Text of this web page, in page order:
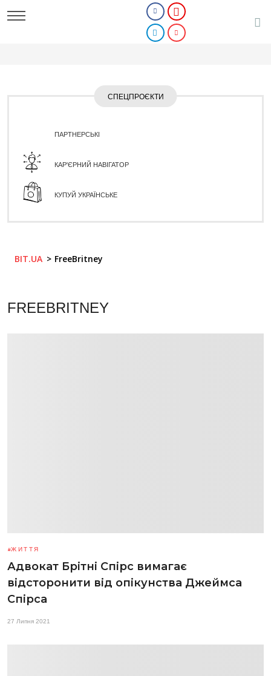
СПЕЦПРОЄКТИ
ПАРТНЕРСЬКІ
КАР'ЄРНИЙ НАВІГАТОР
КУПУЙ УКРАЇНСЬКЕ
BIT.UA FreeBritney
FREEBRITNEY
ЖИТТЯ
Адвокат Брітні Спірс вимагає
відсторонити від опікунства Джеймса
Спірса
27 Липня 2021